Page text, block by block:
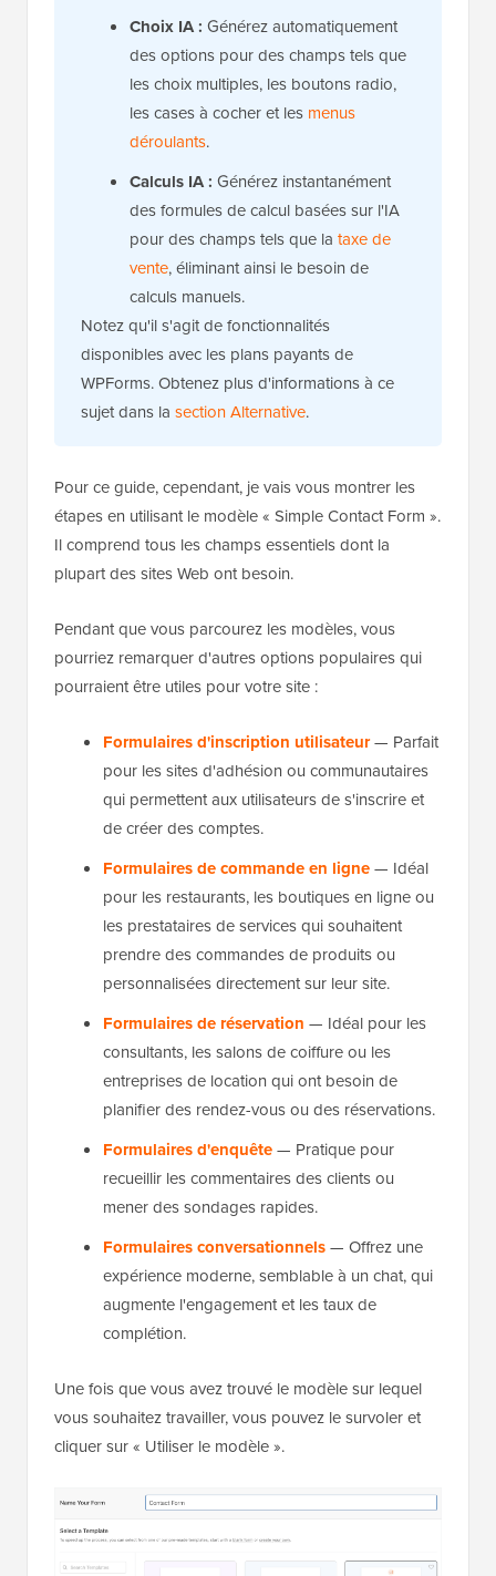
Choix IA : Générez automatiquement
des options pour des champs tels que
les choix multiples, les boutons radio,
les cases à cocher et les menus
déroulants.
Calculs IA : Générez instantanément
des formules de calcul basées sur l'IA
pour des champs tels que la taxe de
vente, éliminant ainsi le besoin de
calculs manuels.
Notez qu'il s'agit de fonctionnalités
disponibles avec les plans payants de
WPForms. Obtenez plus d'informations à ce
sujet dans la section Alternative.
Pour ce guide, cependant, je vais vous montrer les
étapes en utilisant le modèle « Simple Contact Form ».
Il comprend tous les champs essentiels dont la
plupart des sites Web ont besoin.
Pendant que vous parcourez les modèles, vous
pourriez remarquer d'autres options populaires qui
pourraient être utiles pour votre site :
Formulaires d'inscription utilisateur— Parfait
pour les sites d'adhésion ou communautaires
qui permettent aux utilisateurs de s'inscrire et
de créer des comptes.
Formulaires de commande en ligne— Idéal
pour les restaurants, les boutiques en ligne ou
les prestataires de services qui souhaitent
prendre des commandes de produits ou
personnalisées directement sur leur site.
Formulaires de réservation — Idéal pour les
consultants, les salons de coiffure ou les
entreprises de location qui ont besoin de
planifier des rendez-vous ou des réservations.
Formulaires d'enquête— Pratique pour
recueillir les commentaires des clients ou
mener des sondages rapides.
Formulaires conversationnels— Offrez une
expérience moderne, semblable à un chat, qui
augmente l'engagement et les taux de
complétion.
Une fois que vous avez trouvé le modèle sur lequel
vous souhaitez travailler, vous pouvez le survoler et
cliquer sur « Utiliser le modèle ».